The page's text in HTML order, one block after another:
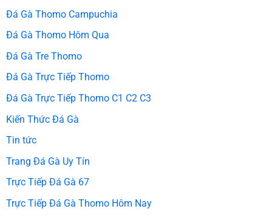
Đá Gà Thomo Campuchia
Đá Gà Thomo Hôm Qua
Đá Gà Tre Thomo
Đá Gà Trực Tiếp Thomo
Đá Gà Trực Tiếp Thomo C1 C2 C3
Kiến Thức Đá Gà
Tin tức
Trang Đá Gà Uy Tín
Trực Tiếp Đá Gà 67
Trực Tiếp Đá Gà Thomo Hôm Nay